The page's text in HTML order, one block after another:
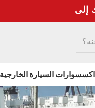
اكسسوارات السيارة الخارجية